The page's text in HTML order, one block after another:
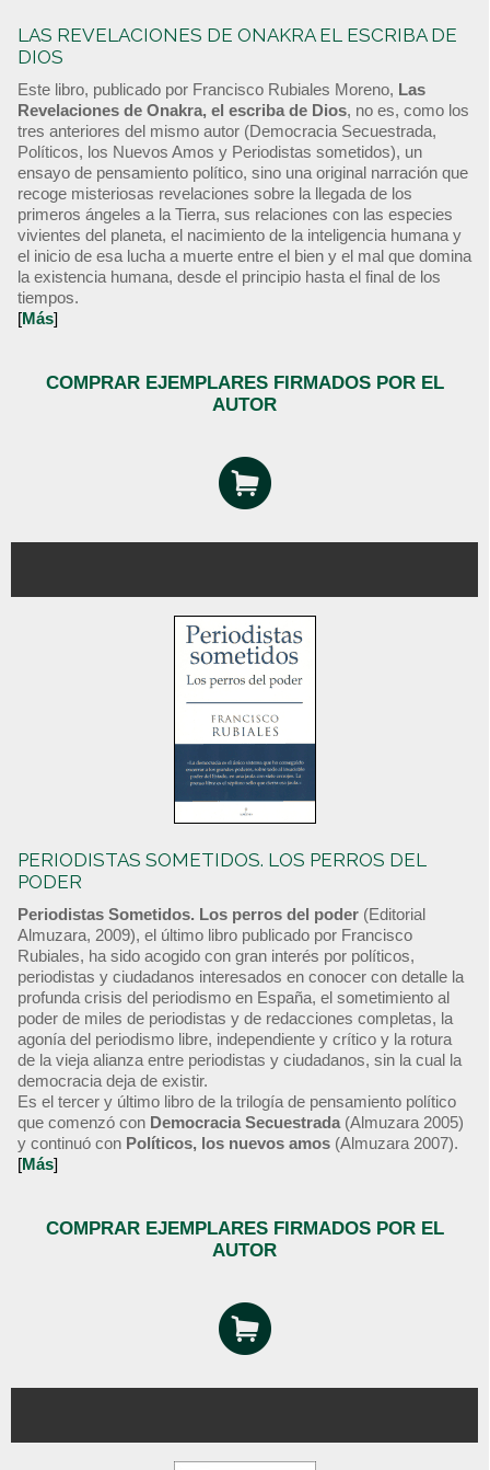
LAS REVELACIONES DE ONAKRA EL ESCRIBA DE
DIOS
Este libro, publicado por Francisco Rubiales Moreno, Las
Revelaciones de Onakra, el escriba de Dios, no es, como los
tres anteriores del mismo autor (Democracia Secuestrada,
Políticos, los Nuevos Amos y Periodistas sometidos), un
ensayo de pensamiento político, sino una original narración que
recoge misteriosas revelaciones sobre la llegada de los
primeros ángeles a la Tierra, sus relaciones con las especies
vivientes del planeta, el nacimiento de la inteligencia humana y
el inicio de esa lucha a muerte entre el bien y el mal que domina
la existencia humana, desde el principio hasta el final de los
tiempos.
[Más]
COMPRAR EJEMPLARES FIRMADOS POR EL
AUTOR
PERIODISTAS SOMETIDOS. LOS PERROS DEL
PODER
Periodistas Sometidos. Los perros del poder (Editorial
Almuzara, 2009), el último libro publicado por Francisco
Rubiales, ha sido acogido con gran interés por políticos,
periodistas y ciudadanos interesados en conocer con detalle la
profunda crisis del periodismo en España, el sometimiento al
poder de miles de periodistas y de redacciones completas, la
agonía del periodismo libre, independiente y crítico y la rotura
de la vieja alianza entre periodistas y ciudadanos, sin la cual la
democracia deja de existir.
Es el tercer y último libro de la trilogía de pensamiento político
que comenzó con Democracia Secuestrada (Almuzara 2005)
y continuó con Políticos, los nuevos amos (Almuzara 2007).
[Más]
COMPRAR EJEMPLARES FIRMADOS POR EL
AUTOR